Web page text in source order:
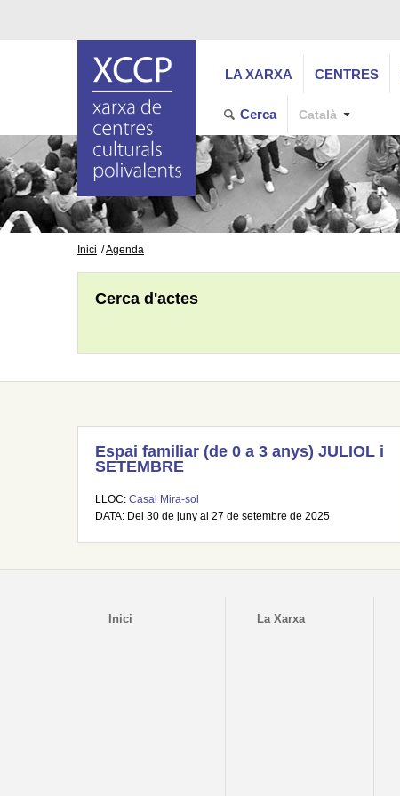
LA XARXA CENTRES
Cerca Català
Inici Agenda
Cerca d'actes
Espai familiar (de 0 a 3 anys) JULIOL i
SETEMBRE
LLOC: Casal Mira-sol
DATA: Del 30 de juny al 27 de setembre de 2025
Inici La Xarxa